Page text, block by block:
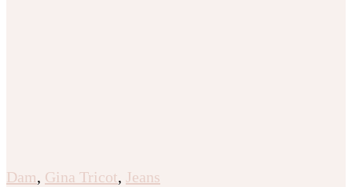
Dam, Gina Tricot, Jeans